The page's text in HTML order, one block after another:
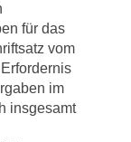
für das
vom
im
insgesamt